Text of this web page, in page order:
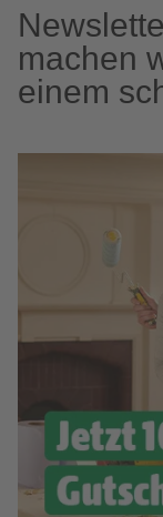
machen
einem